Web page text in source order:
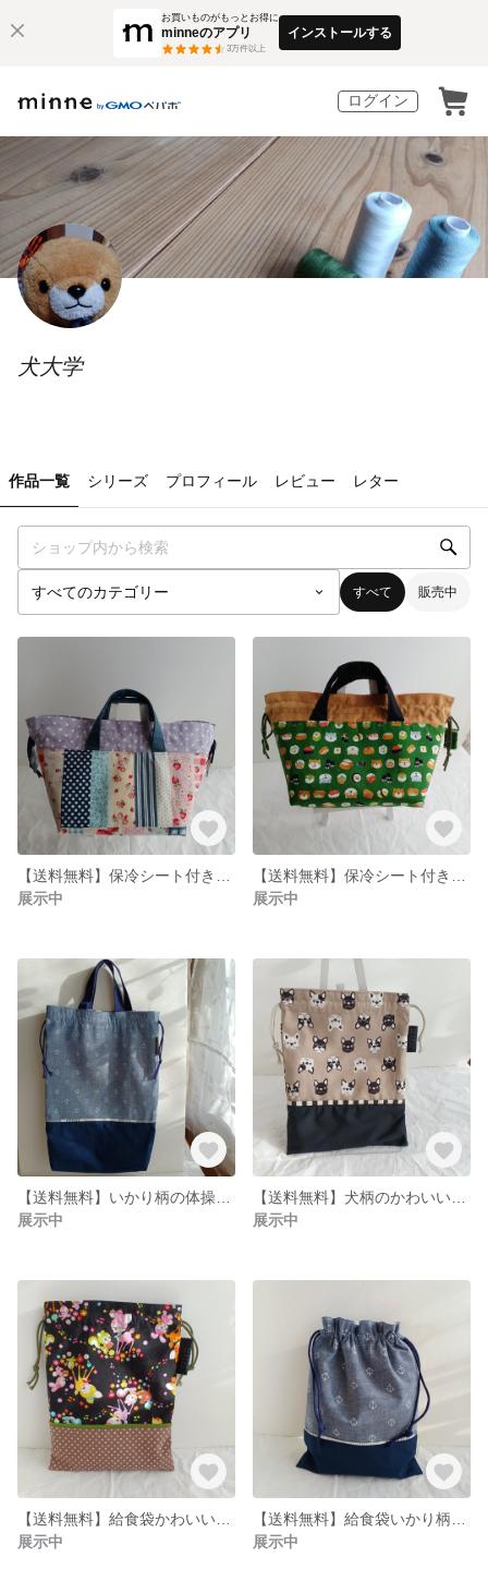
お買いものがもっとお得に
minneのアプリ
3万件以上
インストールする
ログイン
犬大学
作品一覧 シリーズ プロフィール レビュー レター
すべて 販売中
展示中
展示中
展示中
展示中
展示中
展示中